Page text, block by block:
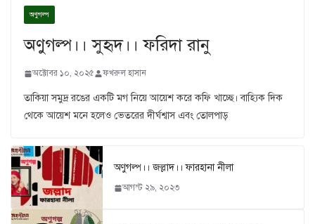
অণুগল্প
অণুগল্প।। সুহৃদ।। ফরিদা রানু
অক্টোবর ১০, ২০২৫ ফখরুল হাসান
তাকিয়া সমুদ্র রঙের একটি মগ নিয়ে আয়েশ করে কফি খাচ্ছে। বাহ্যিক দিক
থেকে আয়েশ মনে হলেও ভেতরের দীর্ঘশ্বাস এবং তোলপাড়
অণুগল্প।। জল্লাদ।। ফারহানা নীলা
আগস্ট ২৯, ২০২৩